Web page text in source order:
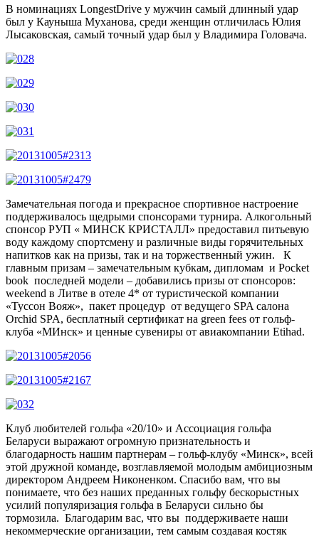
В номинациях LongestDrive у мужчин самый длинный удар
был у Кауныша Муханова, среди женщин отличилась Юлия
Лысаковская, самый точный удар был у Владимира Головача.
Замечательная погода и прекрасное спортивное настроение
поддерживалось щедрыми спонсорами турнира. Алкогольный
спонсор РУП « МИНСК КРИСТАЛЛ» предоставил питьевую
воду каждому спортсмену и различные виды горячительных
напитков как на призы, так и на торжественный ужин. К
главным призам – замечательным кубкам, дипломам и Pocket
book последней модели – добавились призы от спонсоров:
weekend в Литве в отеле 4* от туристической компании
«Туссон Вояж», пакет процедур от ведущего SPA салона
Orchid SPA, бесплатный сертификат на green fees от гольф-
клуба «МИнск» и ценные сувениры от авиакомпании Etihad.
Клуб любителей гольфа «20/10» и Ассоциация гольфа
Беларуси выражают огромную признательность и
благодарность нашим партнерам – гольф-клубу «Минск», всей
этой дружной команде, возглавляемой молодым амбициозным
директором Андреем Никоненком. Спасибо вам, что вы
понимаете, что без наших преданных гольфу бескорыстных
усилий популяризация гольфа в Беларуси сильно бы
тормозила. Благодарим вас, что вы поддерживаете наши
некоммерческие организации, тем самым создавая костяк